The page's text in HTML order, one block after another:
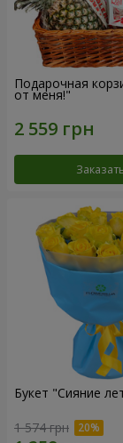
Подарочная
от меня!"
Букет "Сияние
1 574 грн